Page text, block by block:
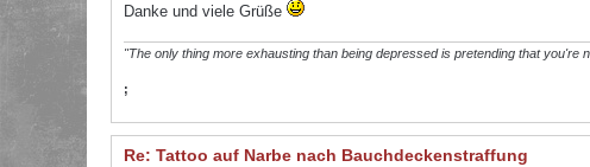
Danke und viele Grüße
"The only thing more exhausting than being depressed is pretending that you're
;
Re: Tattoo auf Narbe nach Bauchdeckenstraffung